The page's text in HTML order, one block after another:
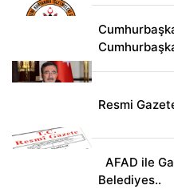
Resmi
AFAD ile
Belediyes..